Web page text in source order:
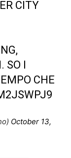
CITY
SO I
CHE
October 13,